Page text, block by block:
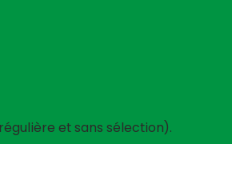
et sans sélection).